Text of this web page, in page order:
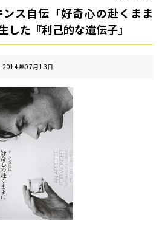
ス自伝「好奇心の赴くまま
た『利己的な遺伝子』
2014年07月13日